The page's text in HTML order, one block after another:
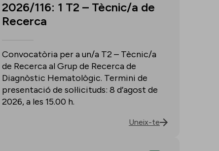
2026/116: 1 T2 – Tècnic/a de
Recerca
Convocatòria per a un/a T2 – Tècnic/a
de Recerca al Grup de Recerca de
Diagnòstic Hematològic. Termini de
presentació de sol·licituds: 8 d’agost de
2026, a les 15.00 h.
Uneix-te